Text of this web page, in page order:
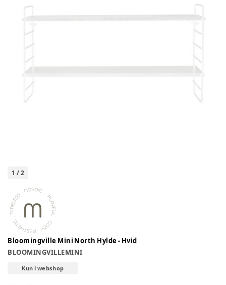
1 /2
Bloomingville Mini North Hylde - Hvid
BLOOMINGVILLEMINI
Kun i webshop